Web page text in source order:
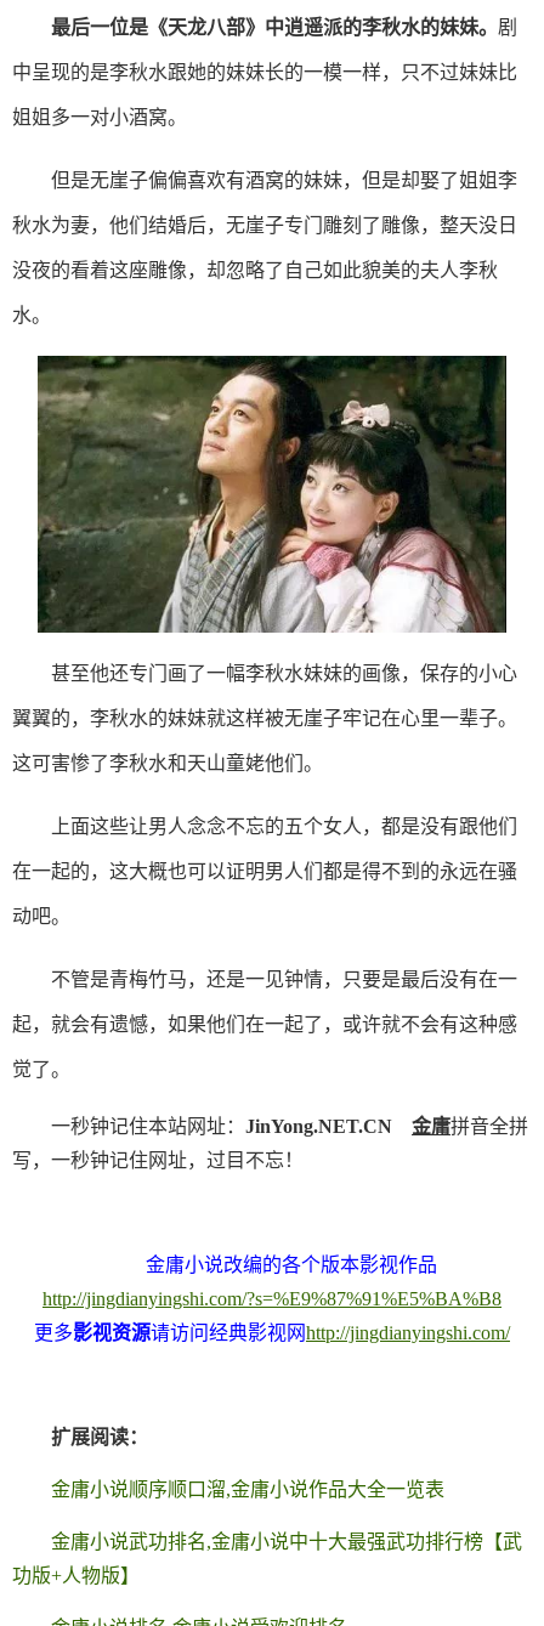
最后一位是《天龙八部》中逍遥派的李秋水的妹妹。 剧
中呈现的是李秋水跟她的妹妹长的一模一样，只不过妹妹比
姐姐多一对小酒窝。
但是无崖子偏偏喜欢有酒窝的妹妹，但是却娶了姐姐李
秋水为妻，他们结婚后，无崖子专门雕刻了雕像，整天没日
没夜的看着这座雕像，却忽略了自己如此貌美的夫人李秋
水。
甚至他还专门画了一幅李秋水妹妹的画像，保存的小心
翼翼的，李秋水的妹妹就这样被无崖子牢记在心里一辈子。
这可害惨了李秋水和天山童姥他们。
上面这些让男人念念不忘的五个女人，都是没有跟他们
在一起的，这大概也可以证明男人们都是得不到的永远在骚
动吧。
不管是青梅竹马，还是一见钟情，只要是最后没有在一
起，就会有遗憾，如果他们在一起了，或许就不会有这种感
觉了。
一秒钟记住本站网址： JinYong.NET.CN 金庸拼音全拼
写，一秒钟记住网址，过目不忘！
金庸小说改编的各个版本影视作品
http://jingdianyingshi.com/?s=%E9%87%91%E5%BA%B8
更多影视资源请访问经典影视网http://jingdianyingshi.com/
扩展阅读：
金庸小说顺序顺口溜,金庸小说作品大全一览表
金庸小说武功排名,金庸小说中十大最强武功排行榜【武
功版+人物版】